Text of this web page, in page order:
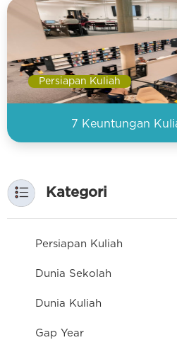
Persiapan Kuliah
7 Keuntungan
Kategori
Persiapan Kuliah
Dunia Sekolah
Dunia Kuliah
Gap Year